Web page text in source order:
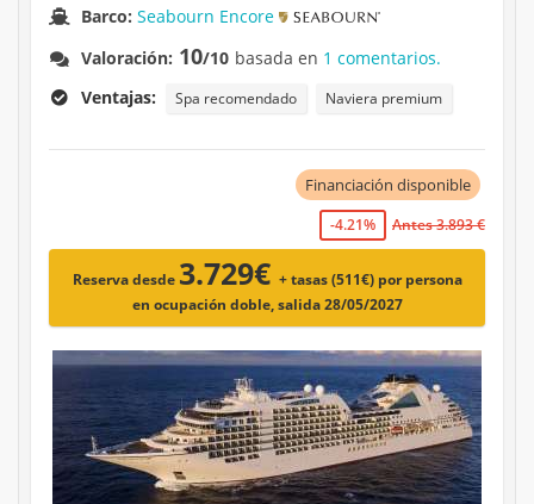
Barco:Seabourn Encore
Valoración: 10/10 basada en 1 comentarios.
Ventajas:
Spa recomendado Naviera premium
Financiación disponible
-4.21% Antes 3.893 €
Reserva desde 3.729€ + tasas (511€) por persona
en ocupación doble, salida 28/05/2027